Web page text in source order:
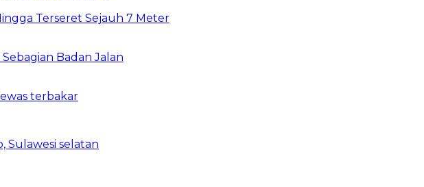
Terseret Sejauh 7 Meter
Badan Jalan
terbakar